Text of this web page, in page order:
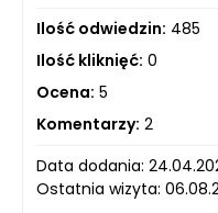
Ilość odwiedzin: 485
Ilość kliknięć: 0
Ocena: 5
Komentarzy: 2
Data dodania:
Ostatnia wizyta: